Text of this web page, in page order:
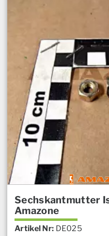
Sechskantmutter
Amazone
Artikel Nr: DE025